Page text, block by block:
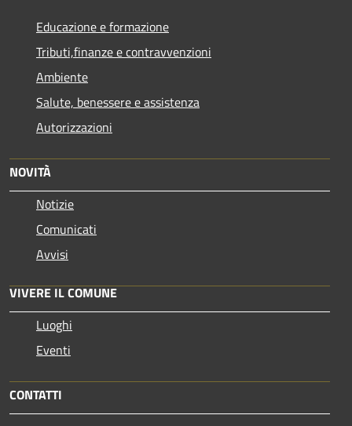
Educazione e formazione
Tributi,finanze e contravvenzioni
Ambiente
Salute, benessere e assistenza
Autorizzazioni
NOVITÀ
Notizie
Comunicati
Avvisi
VIVERE IL COMUNE
Luoghi
Eventi
CONTATTI